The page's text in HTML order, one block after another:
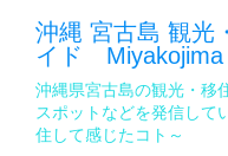
沖縄 宮古島 観光
イド Miyakojima
沖縄県宮古島の観光・移
スポットなどを発信し
住して感じたコト～